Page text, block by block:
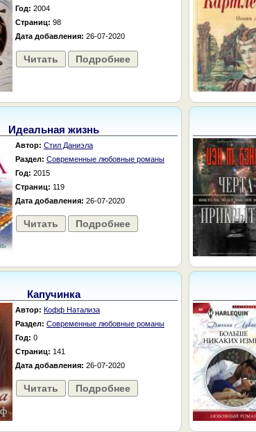
Год: 2004
Страниц: 98
Дата добавления: 26-07-2020
Читать Подробнее
Идеальная жизнь
Автор: Стил Даниэла
Раздел: Современные любовные романы
Год: 2015
Страниц: 119
Дата добавления: 26-07-2020
Читать Подробнее
Капучинка
Автор: Кофф Натализа
Раздел: Современные любовные романы
Год: 0
Страниц: 141
Дата добавления: 26-07-2020
Читать Подробнее